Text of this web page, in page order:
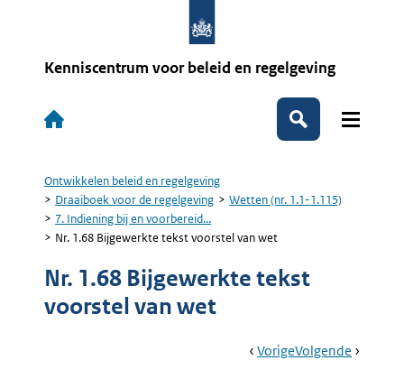
Kenniscentrum voor beleid en regelgeving
Hoofdnavigatie
Zoeken
Kruimelpad
Ontwikkelen beleid en regelgeving
Draaiboek voor de regelgeving
Wetten (nr. 1.1-1.115)
7. Indiening bij en voorbereid...
Nr. 1.68 Bijgewerkte tekst voorstel van wet
Nr. 1.68 Bijgewerkte tekst
voorstel van wet
Book
Ga
VorigePagina:
Ga
Volgende Pagina: